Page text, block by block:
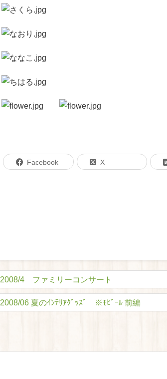
Facebook X
2008/4 ファミリーコンサート
2008/06 夏のｲﾝﾃﾘｱｸﾞｯｽﾞ ※ﾓﾋﾞｰﾙ 前編